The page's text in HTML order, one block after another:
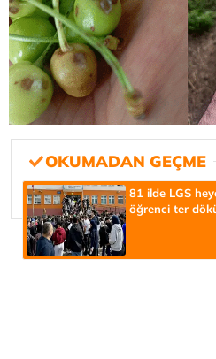
81 ilde LGS
öğrenci ter